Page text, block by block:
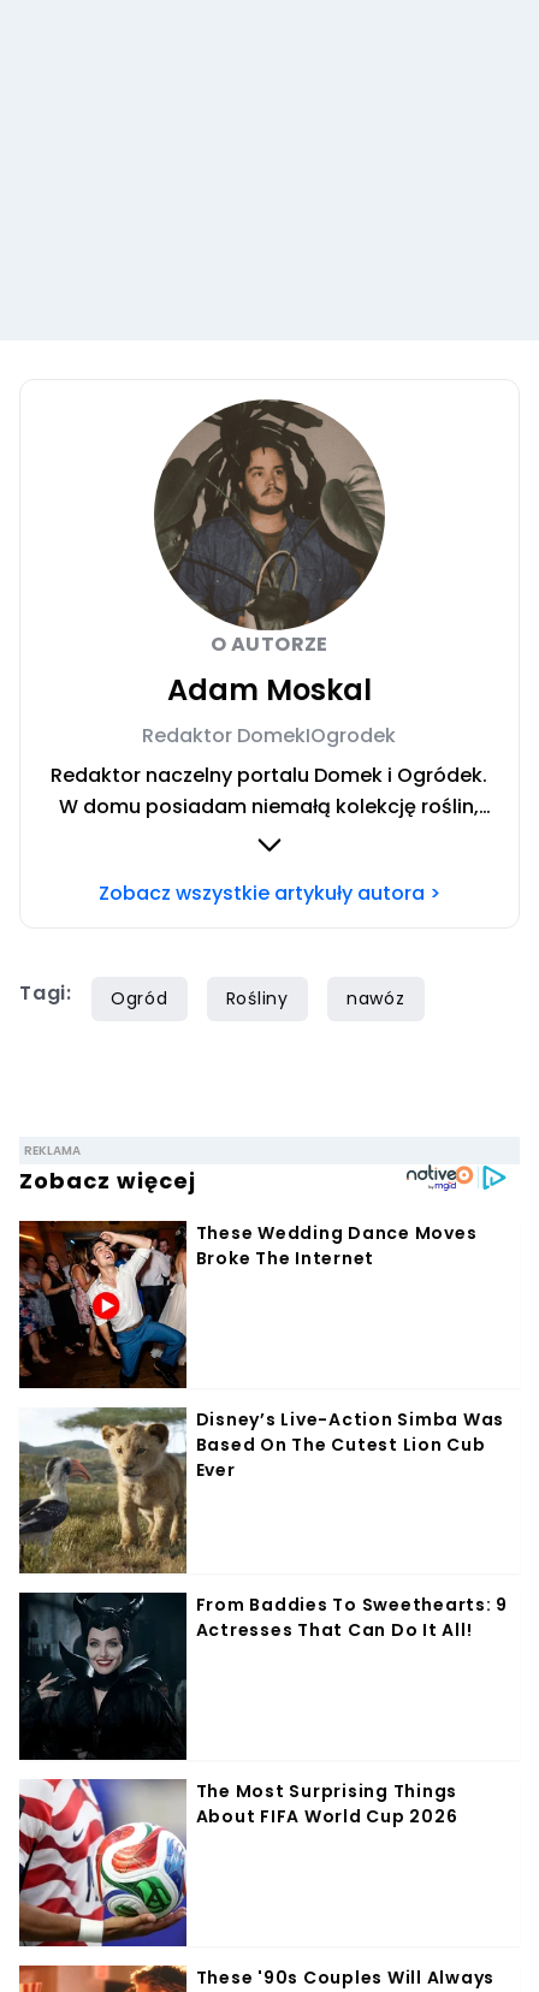
O AUTORZE
Adam Moskal
Redaktor DomekIOgrodek
Redaktor naczelny portalu Domek i Ogródek.
W domu posiadam niemałą kolekcję roślin,
którą można nazwać dżunglą. Uwielbiam
Prywatnie fan fantastyki, muzyki rockowej, a
mnie wiadomość na
Zobacz wszystkie artykuły autora >
Tagi: Ogród Rośliny nawóz